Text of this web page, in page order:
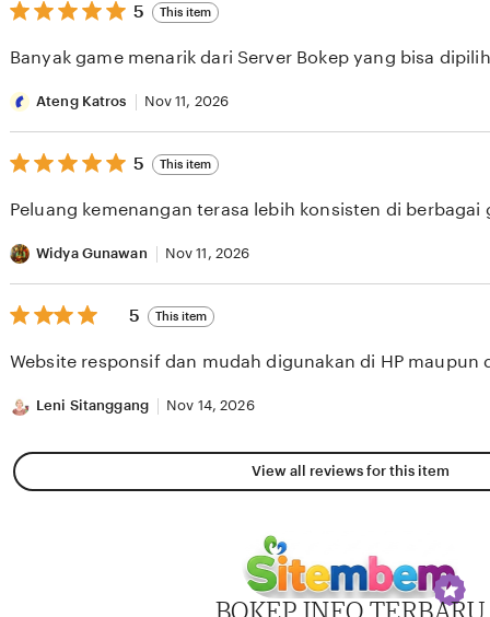
5
out
5
5 This item
Banyak game menarik dari Server Bokep yang bisa
Ateng Katros Nov 11, 2026
5
out
5
5 This item
Peluang kemenangan terasa lebih konsisten di berbagai
Widya Gunawan Nov 11, 2026
5
out
5
5 This item
Website responsif dan mudah digunakan di HP maupun
Leni Sitanggang Nov 14, 2026
View all reviews for this item